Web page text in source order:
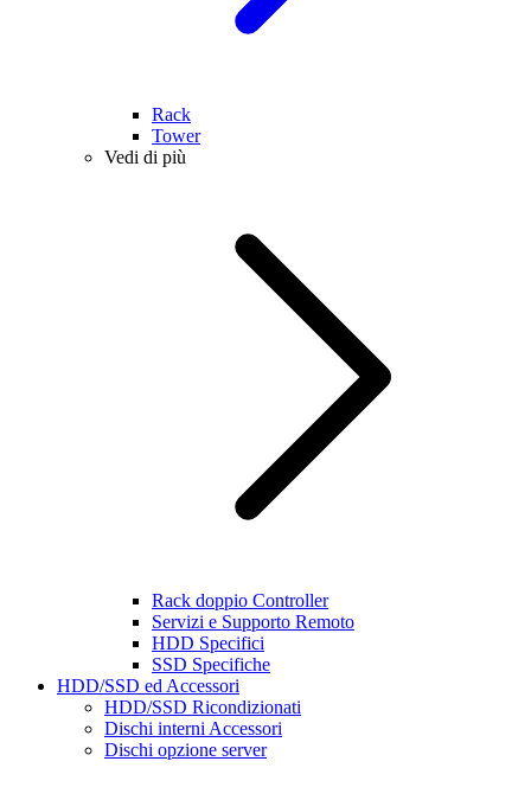
Rack
Tower
Vedi di più
Rack doppio Controller
Servizi e Supporto Remoto
HDD Specifici
SSD Specifiche
HDD/SSD ed Accessori
HDD/SSD Ricondizionati
Dischi interni Accessori
Dischi opzione server